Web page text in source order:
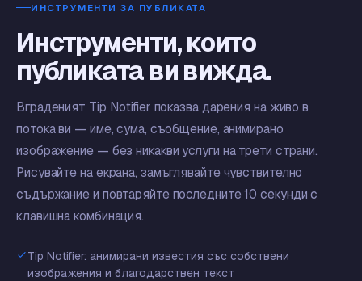
ИНСТРУМЕНТИ ЗА ПУБЛИКАТА
Инструменти, които
публиката ви вижда.
Вграденият Tip Notifier показва дарения на живо в
потока ви — име, сума, съобщение, анимирано
изображение — без никакви услуги на трети страни.
Рисувайте на екрана, замъглявайте чувствително
съдържание и повтаряйте последните 10 секунди с
клавишна комбинация.
Tip Notifier: анимирани известия със собствени
изображения и благодарствен текст